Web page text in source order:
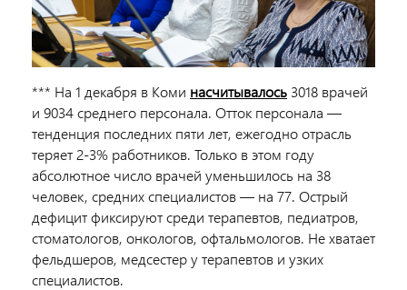
*** На 1 декабря в Коми насчитывалось 3018 врачей
и 9034 среднего персонала. Отток персонала —
тенденция последних пяти лет, ежегодно отрасль
теряет 2-3% работников. Только в этом году
абсолютное число врачей уменьшилось на 38
человек, средних специалистов — на 77. Острый
дефицит фиксируют среди терапевтов, педиатров,
стоматологов, онкологов, офтальмологов. Не хватает
фельдшеров, медсестер у терапевтов и узких
специалистов.